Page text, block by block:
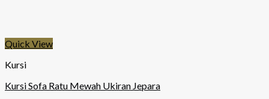
Quick View
Kursi
Kursi Sofa Ratu Mewah Ukiran Jepara